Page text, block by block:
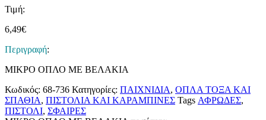
Τιμή:
6,49€
Περιγραφή:
ΜΙΚΡΟ ΟΠΛΟ ΜΕ ΒΕΛΑΚΙΑ
Κωδικός: 68-736 Κατηγορίες: ΠΑΙΧΝΙΔΙΑ, ΟΠΛΑ ΤΟΞΑ ΚΑΙ
ΣΠΑΘΙΑ, ΠΙΣΤΟΛΙΑ ΚΑΙ ΚΑΡΑΜΠΙΝΕΣ Tags ΑΦΡΩΔΕΣ,
ΠΙΣΤΟΛΙ, ΣΦΑΙΡΕΣ